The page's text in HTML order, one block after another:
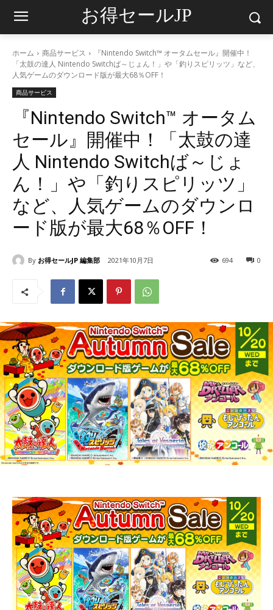
お得セールJP
ホーム 商品サービス
『Nintendo Switch™ オータムセール』開催中！
「太鼓の達人 Nintendo Switchば～じょん！」や「釣りスピリッツ」など、
人気ゲームのダウンロード版が最大68％OFF！
商品サービス
『Nintendo Switch™ オータム
セール』開催中！「太鼓の達
人 Nintendo Switchば～じょ
ん！」や「釣りスピリッツ」
など、人気ゲームのダウンロ
ード版が最大68％OFF！
By お得セールJP 編集部 2021年10月7日 0
694